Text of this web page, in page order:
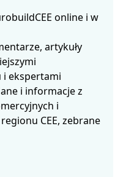
online i w
artykuły
i ekspertami
i informacje z
i
CEE, zebrane